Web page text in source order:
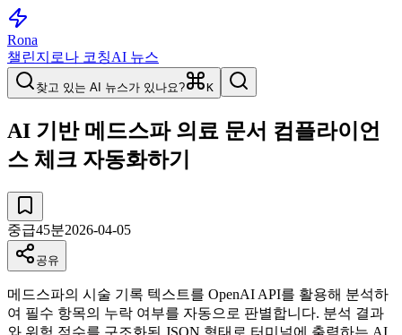
Rona
챌린지 로나 코칭AI 뉴스
찾고 있는 AI 뉴스가 있나요? K
AI 기반 메드스파 의료 문서 컴플라이언
스 체크 자동화하기
중급45분2026-04-05
공유
메드스파의 시술 기록 텍스트를 OpenAI API를 활용해 분석하
여 필수 항목의 누락 여부를 자동으로 판별합니다. 분석 결과
와 위험 점수를 구조화된 JSON 형태로 터미널에 출력하는 AI